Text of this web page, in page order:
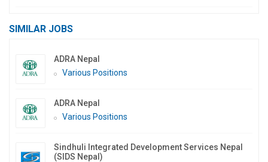
SIMILAR JOBS
ADRA Nepal
Various Positions
ADRA Nepal
Various Positions
Sindhuli Integrated Development Services Nepal
(SIDS Nepal)